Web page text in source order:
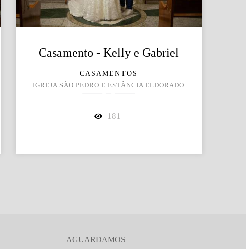
Casamento - Kelly e Gabriel
CASAMENTOS
IGREJA SÃO PEDRO E ESTÂNCIA ELDORADO
181
AGUARDAMOS